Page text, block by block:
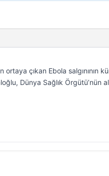
çıkan Ebola salgınının
Dünya Sağlık Örgütü’nün